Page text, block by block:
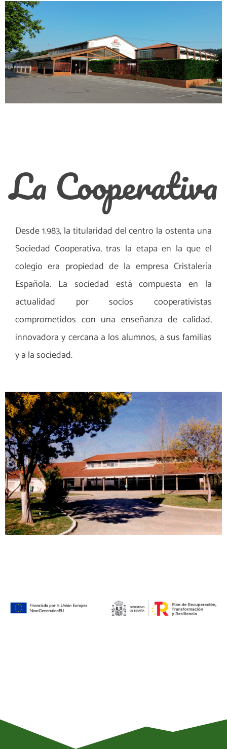
La Cooperativa
Desde 1.983, la titularidad del centro la ostenta una
Sociedad Cooperativa, tras la etapa en la que el
colegio era propiedad de la empresa Cristalería
Española. La sociedad está compuesta en la
actualidad por socios cooperativistas
comprometidos con una enseñanza de calidad,
innovadora y cercana a los alumnos, a sus familias
y a la sociedad.